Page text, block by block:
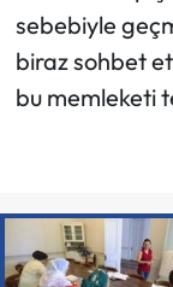
sebebiyle
biraz sohbet
bu memleketi